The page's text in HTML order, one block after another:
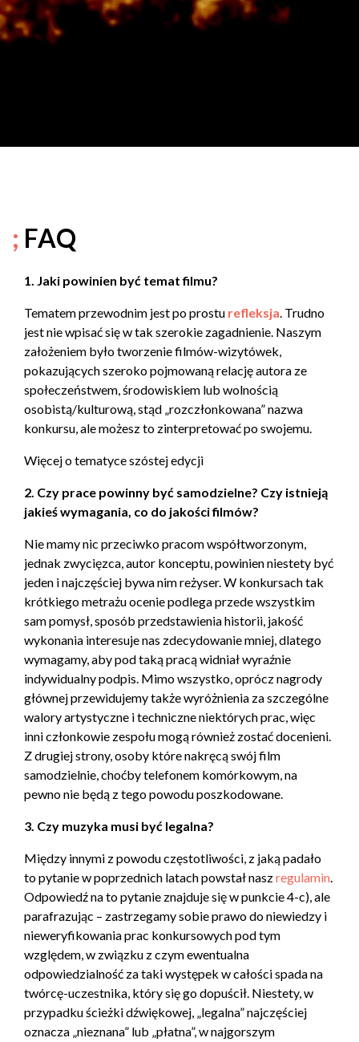
FAQ
1. Jaki powinien być temat filmu?
Tematem przewodnim jest po prostu refleksja. Trudno
jest nie wpisać się w tak szerokie zagadnienie. Naszym
założeniem było tworzenie filmów-wizytówek,
pokazujących szeroko pojmowaną relację autora ze
społeczeństwem, środowiskiem lub wolnością
osobistą/kulturową, stąd „rozczłonkowana” nazwa
konkursu, ale możesz to zinterpretować po swojemu.
Więcej o tematyce szóstej edycji
2. Czy prace powinny być samodzielne? Czy istnieją
jakieś wymagania, co do jakości filmów?
Nie mamy nic przeciwko pracom współtworzonym,
jednak zwycięzca, autor konceptu, powinien niestety być
jeden i najczęściej bywa nim reżyser. W konkursach tak
krótkiego metrażu ocenie podlega przede wszystkim
sam pomysł, sposób przedstawienia historii, jakość
wykonania interesuje nas zdecydowanie mniej, dlatego
wymagamy, aby pod taką pracą widniał wyraźnie
indywidualny podpis. Mimo wszystko, oprócz nagrody
głównej przewidujemy także wyróżnienia za szczególne
walory artystyczne i techniczne niektórych prac, więc
inni członkowie zespołu mogą również zostać docenieni.
Z drugiej strony, osoby które nakręcą swój film
samodzielnie, choćby telefonem komórkowym, na
pewno nie będą z tego powodu poszkodowane.
3. Czy muzyka musi być legalna?
Między innymi z powodu częstotliwości, z jaką padało
to pytanie w poprzednich latach powstał naszregulamin.
Odpowiedź na to pytanie znajduje się w punkcie 4-c), ale
parafrazując – zastrzegamy sobie prawo do niewiedzy i
nieweryfikowania prac konkursowych pod tym
względem, w związku z czym ewentualna
odpowiedzialność za taki występek w całości spada na
twórcę-uczestnika, który się go dopuścił. Niestety, w
przypadku ścieżki dźwiękowej, „legalna” najczęściej
oznacza „nieznana” lub „płatna”, w najgorszym